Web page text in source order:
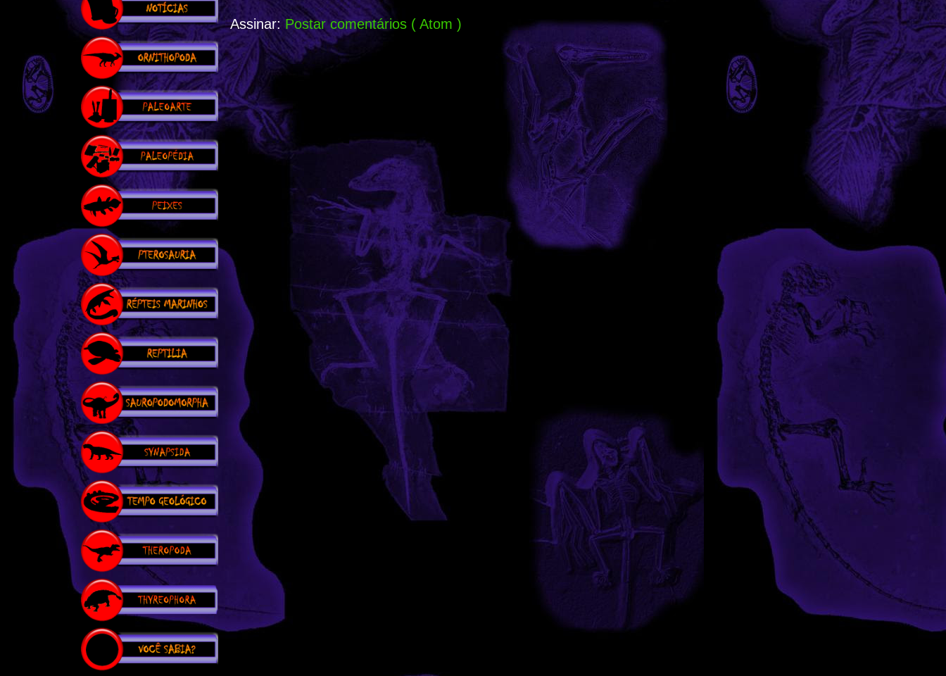
Assinar: Postar comentários ( Atom )